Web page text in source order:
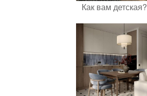
Как вам детская?